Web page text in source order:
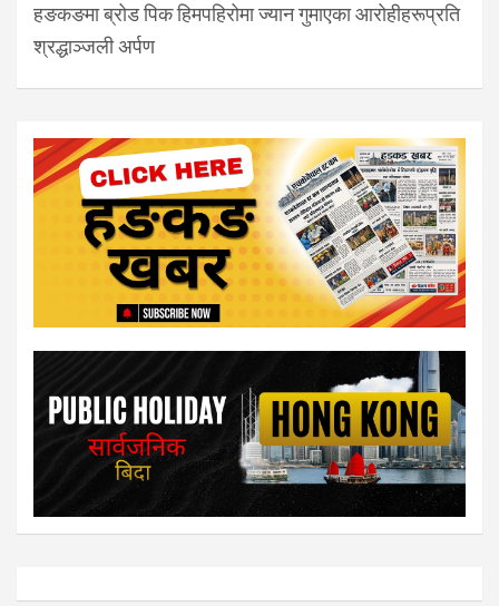
हङकङमा ब्रोड पिक हिमपहिरोमा ज्यान गुमाएका आरोहीहरूप्रति
श्रद्धाञ्जली अर्पण